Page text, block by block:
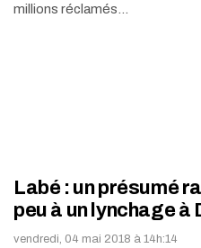
millions réclamés…
Labé : un présumé
peu à un lynchage à
vendredi, 04 mai 2018 à 14h:14